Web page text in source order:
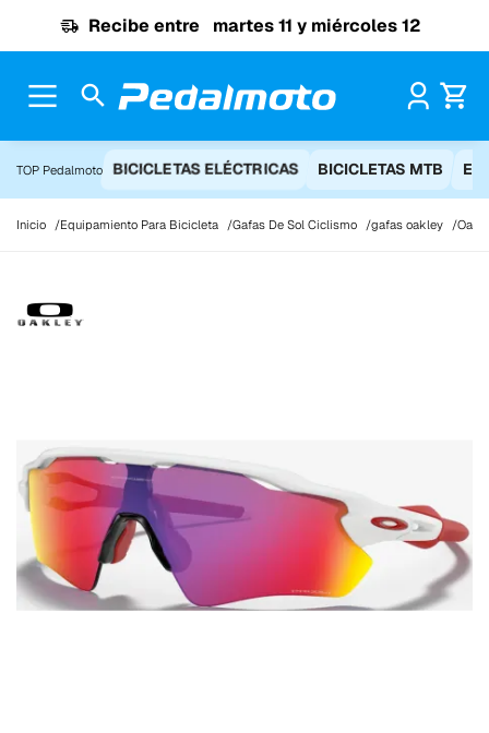
Recibe entre martes 11 y miércoles 12
TOP Pedalmoto BICICLETAS ELÉCTRICAS BICICLETAS MTB
Inicio Equipamiento Para Bicicleta Gafas De Sol Ciclismo gafas oakley